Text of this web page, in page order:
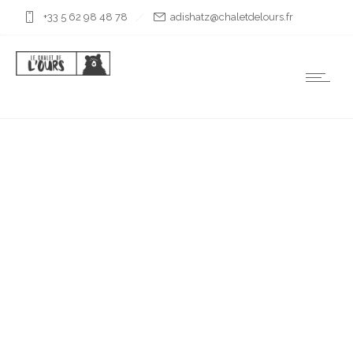
+33 5 62 98 48 78 rf.sruoledtelahc@ztahsida